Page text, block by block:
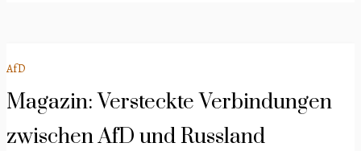
AfD
Magazin: Versteckte Verbindungen
zwischen AfD und Russland